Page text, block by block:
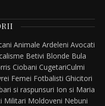
Animale Ardeleni Avocati
Betivi Blonde Bula
Ciobani CugetariCulmi
Femei Fotbalisti Ghicitori
si raspunsuri Ion si Maria
Militari Moldoveni Nebuni